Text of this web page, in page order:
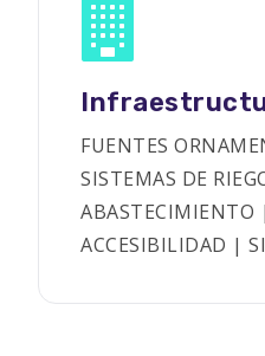
FUENTES
SISTEMAS DE
ACCESIBILIDAD |